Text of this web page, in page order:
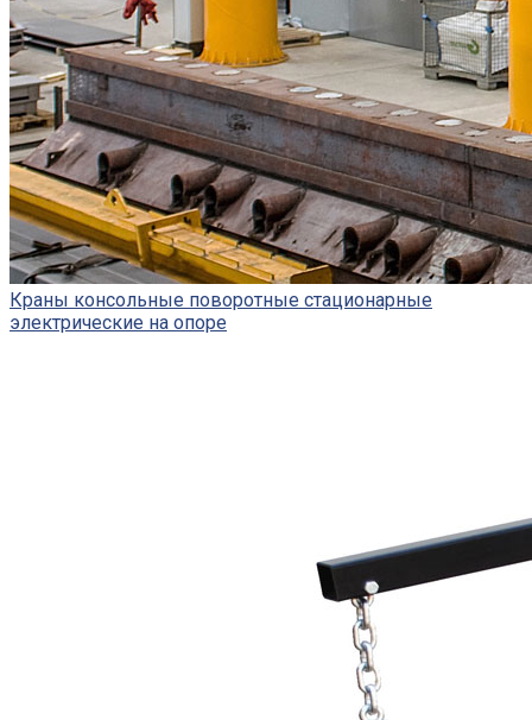
Краны консольные поворотные стационарные
электрические на опоре